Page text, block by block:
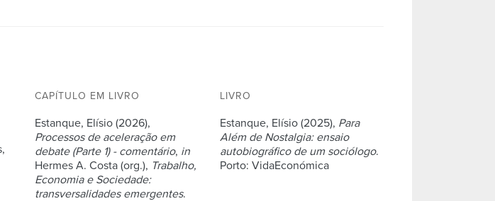
CAPÍTULO EM LIVRO
Estanque, Elísio (2026),
Processos de aceleração em
debate (Parte 1) - comentário, in
Hermes A. Costa (org.), Trabalho,
Economia e Sociedade:
transversalidades emergentes.
LIVRO
Estanque, Elísio (2025), Para
Além de Nostalgia: ensaio
autobiográfico de um sociólogo.
Porto: VidaEconómica